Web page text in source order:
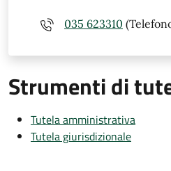
035 623310
Strumenti di
Tutela amministrativa
Tutela giurisdizionale